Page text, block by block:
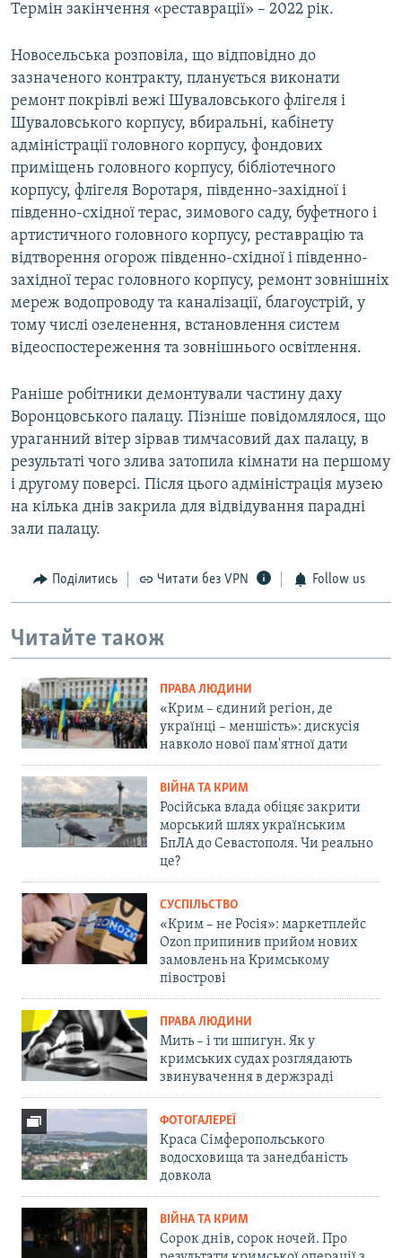
Термін закінчення «реставрації» – 2022 рік.
Новосельська розповіла, що відповідно до
зазначеного контракту, планується виконати
ремонт покрівлі вежі Шуваловського флігеля і
Шуваловського корпусу, вбиральні, кабінету
адміністрації головного корпусу, фондових
приміщень головного корпусу, бібліотечного
корпусу, флігеля Воротаря, південно-західної і
південно-східної терас, зимового саду, буфетного і
артистичного головного корпусу, реставрацію та
відтворення огорож південно-східної і південно-
західної терас головного корпусу, ремонт зовнішніх
мереж водопроводу та каналізації, благоустрій, у
тому числі озеленення, встановлення систем
відеоспостереження та зовнішнього освітлення.
Раніше робітники демонтували частину даху
Воронцовського палацу. Пізніше повідомлялося, що
ураганний вітер зірвав тимчасовий дах палацу, в
результаті чого злива затопила кімнати на першому
і другому поверсі. Після цього адміністрація музею
на кілька днів закрила для відвідування парадні
зали палацу.
Поділитись Читати без VPN Follow us
Читайте також
ПРАВА ЛЮДИНИ
«Крим – єдиний регіон, де
українці – меншість»: дискусія
навколо нової пам'ятної дати
ВІЙНА ТА КРИМ
Російська влада обіцяє закрити
морський шлях українським
БпЛА до Севастополя. Чи реально
це?
СУСПІЛЬСТВО
«Крим – не Росія»: маркетплейс
Ozon припинив прийом нових
замовлень на Кримському
півострові
ПРАВА ЛЮДИНИ
Мить – і ти шпигун. Як у
кримських судах розглядають
звинувачення в держзраді
ФОТОГАЛЕРЕЇ
Краса Сімферопольського
водосховища та занедбаність
довкола
ВІЙНА ТА КРИМ
Сорок днів, сорок ночей. Про